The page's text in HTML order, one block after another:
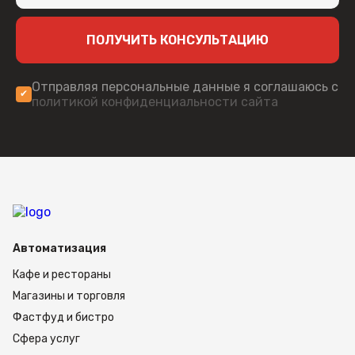
участке, где важно экономить пространство
без потери функциональности.
Для пользователя доступны следующие
режим передачи данных.
Информация выводится на двух LED-дисплеях с
шестью разрядами индикации и крупными
в торговле и на фасовке, когда показания
должны быть хорошо видны и оператору, и
покупателю. Для управления предусмотрена
мембранная клавиатура на 6 клавиш.
ПОЛУЧИТЬ КОНСУЛЬТАЦИЮ
Отправляя персональные данные я соглашаюсь с
политикой конфиденциальности сайта
Автоматизация
Кафе и рестораны
Магазины и торговля
Фастфуд и бистро
Сфера услуг